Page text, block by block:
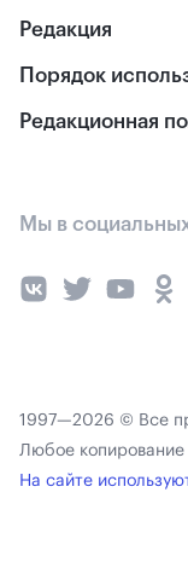
Редакция
Порядок
Редакционная
Мы в
1997—2026 © Все
Любое копирование
На сайте